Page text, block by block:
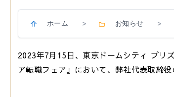
ホーム > お知らせ >
2023年7月15日、東京ドームシティ プリ
ア転職フェア』において、弊社代表取締